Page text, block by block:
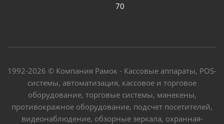
70
1992-2026 © Компания Рамок - Кассовые аппараты, POS-
системы, автоматизация, кассовое и торговое
оборудование, торговые системы, манекены,
противокражное оборудование, подсчет посетителей,
видеонаблюдение, обзорные зеркала, охранная-